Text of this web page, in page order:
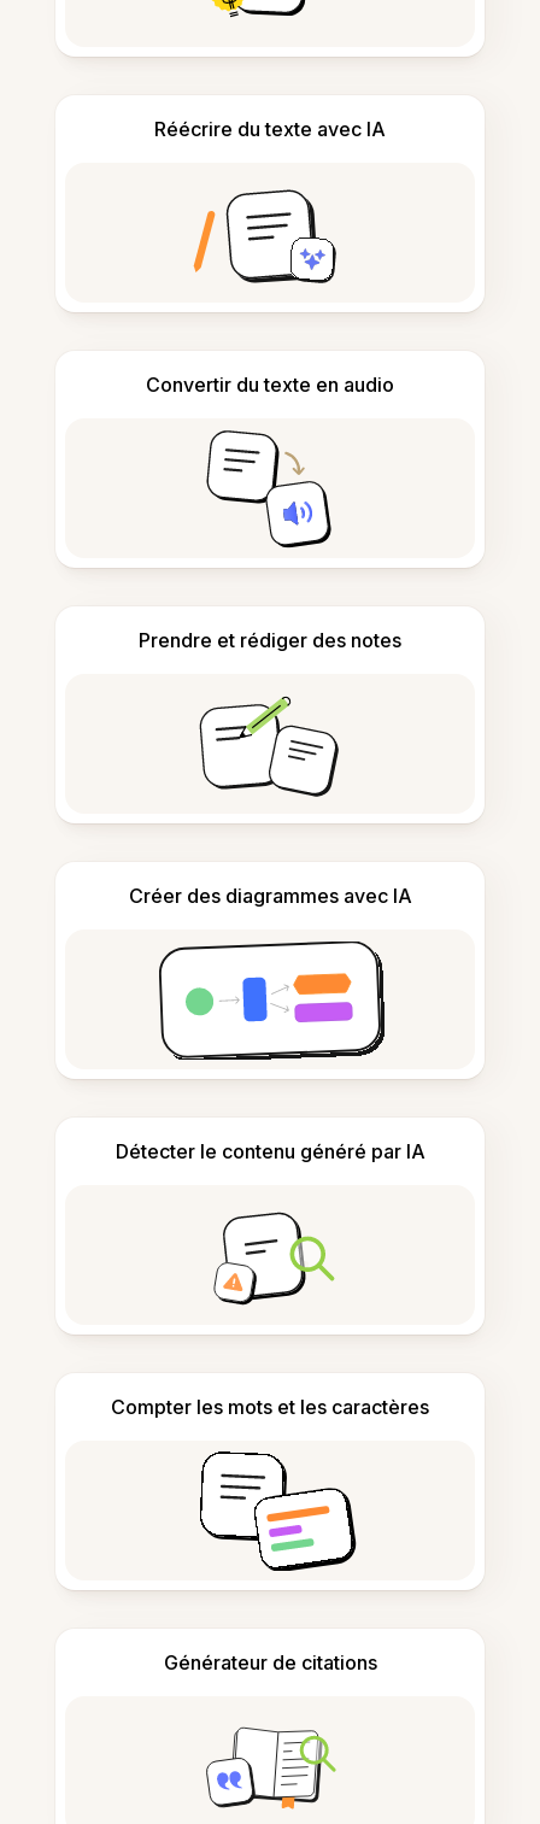
Réécrire du texte avec IA
Convertir du texte en audio
Prendre et rédiger des notes
Créer des diagrammes avec IA
Détecter le contenu généré par IA
Compter les mots et les caractères
Générateur de citations